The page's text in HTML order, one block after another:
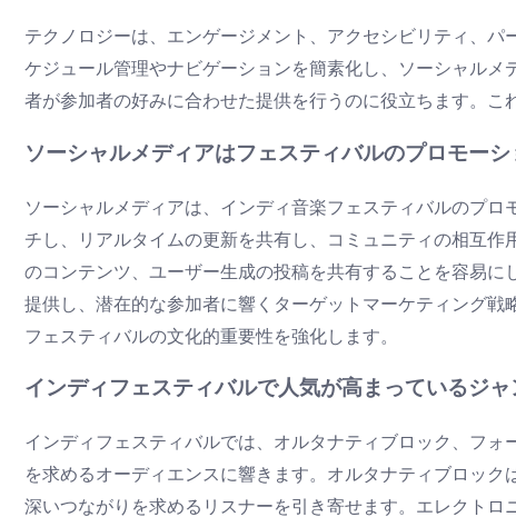
テクノロジーは、エンゲージメント、アクセシビリティ、
ケジュール管理やナビゲーションを簡素化し、ソーシャル
者が参加者の好みに合わせた提供を行うのに役立ちます。こ
ソーシャルメディアはフェスティバルのプロモー
ソーシャルメディアは、インディ音楽フェスティバルのプ
チし、リアルタイムの更新を共有し、コミュニティの相互
のコンテンツ、ユーザー生成の投稿を共有することを容易
提供し、潜在的な参加者に響くターゲットマーケティング
フェスティバルの文化的重要性を強化します。
インディフェスティバルで人気が高まっているジ
インディフェスティバルでは、オルタナティブロック、フ
を求めるオーディエンスに響きます。オルタナティブロッ
深いつながりを求めるリスナーを引き寄せます。エレクト